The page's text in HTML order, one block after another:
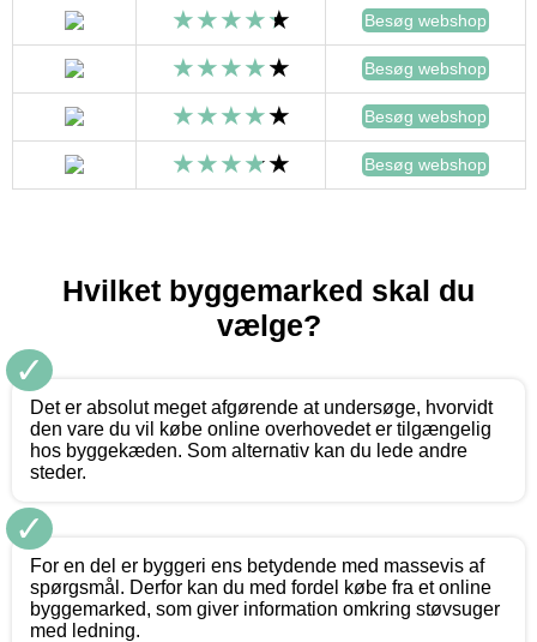
Besøg webshop
Besøg webshop
Besøg webshop
Besøg webshop
Hvilket byggemarked skal du
vælge?
✓
Det er absolut meget afgørende at undersøge, hvorvidt
den vare du vil købe online overhovedet er tilgængelig
hos byggekæden. Som alternativ kan du lede andre
steder.
✓
For en del er byggeri ens betydende med massevis af
spørgsmål. Derfor kan du med fordel købe fra et online
byggemarked, som giver information omkring støvsuger
med ledning.